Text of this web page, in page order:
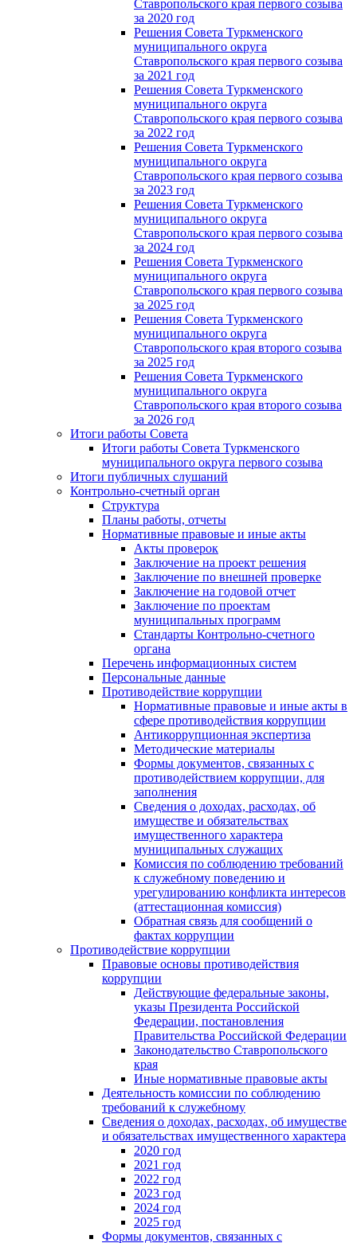
Ставропольского края первого созыва
за 2020 год
Решения Совета Туркменского
муниципального округа
Ставропольского края первого созыва
за 2021 год
Решения Совета Туркменского
муниципального округа
Ставропольского края первого созыва
за 2022 год
Решения Совета Туркменского
муниципального округа
Ставропольского края первого созыва
за 2023 год
Решения Совета Туркменского
муниципального округа
Ставропольского края первого созыва
за 2024 год
Решения Совета Туркменского
муниципального округа
Ставропольского края первого созыва
за 2025 год
Решения Совета Туркменского
муниципального округа
Ставропольского края второго созыва
за 2025 год
Решения Совета Туркменского
муниципального округа
Ставропольского края второго созыва
за 2026 год
Итоги работы Совета
Итоги работы Совета Туркменского
муниципального округа первого созыва
Итоги публичных слушаний
Контрольно-счетный орган
Структура
Планы работы, отчеты
Нормативные правовые и иные акты
Акты проверок
Заключение на проект решения
Заключение по внешней проверке
Заключение на годовой отчет
Заключение по проектам
муниципальных программ
Стандарты Контрольно-счетного
органа
Перечень информационных систем
Персональные данные
Противодействие коррупции
Нормативные правовые и иные акты в
сфере противодействия коррупции
Антикоррупционная экспертиза
Методические материалы
Формы документов, связанных с
противодействием коррупции, для
заполнения
Сведения о доходах, расходах, об
имуществе и обязательствах
имущественного характера
муниципальных служащих
Комиссия по соблюдению требований
к служебному поведению и
урегулированию конфликта интересов
(аттестационная комиссия)
Обратная связь для сообщений о
фактах коррупции
Противодействие коррупции
Правовые основы противодействия
коррупции
Действующие федеральные законы,
указы Президента Российской
Федерации, постановления
Правительства Российской Федерации
Законодательство Ставропольского
края
Иные нормативные правовые акты
Деятельность комиссии по соблюдению
требований к служебному
Сведения о доходах, расходах, об имуществе
и обязательствах имущественного характера
2020 год
2021 год
2022 год
2023 год
2024 год
2025 год
Формы документов, связанных с